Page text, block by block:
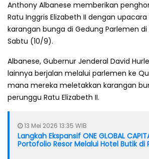
Anthony Albanese memberikan
Ratu Inggris Elizabeth II dengan
karangan bunga di Gedung Parlemen
Sabtu (10/9).
Albanese, Gubernur Jenderal David
lainnya berjalan melalui parlemen ke
mana mereka meletakkan karangan
perunggu Ratu Elizabeth II.
13 Mei 2026 13:35 WIB
Langkah Ekspansif ONE GLOBAL
Portofolio Resor Melalui Hotel Butik